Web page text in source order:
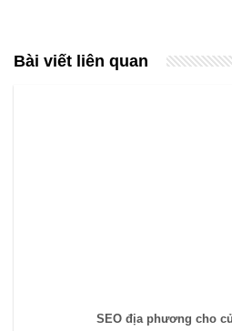
Bài viết liên quan
SEO địa phương cho